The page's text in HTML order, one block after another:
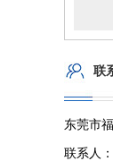
联
东莞市
联系人